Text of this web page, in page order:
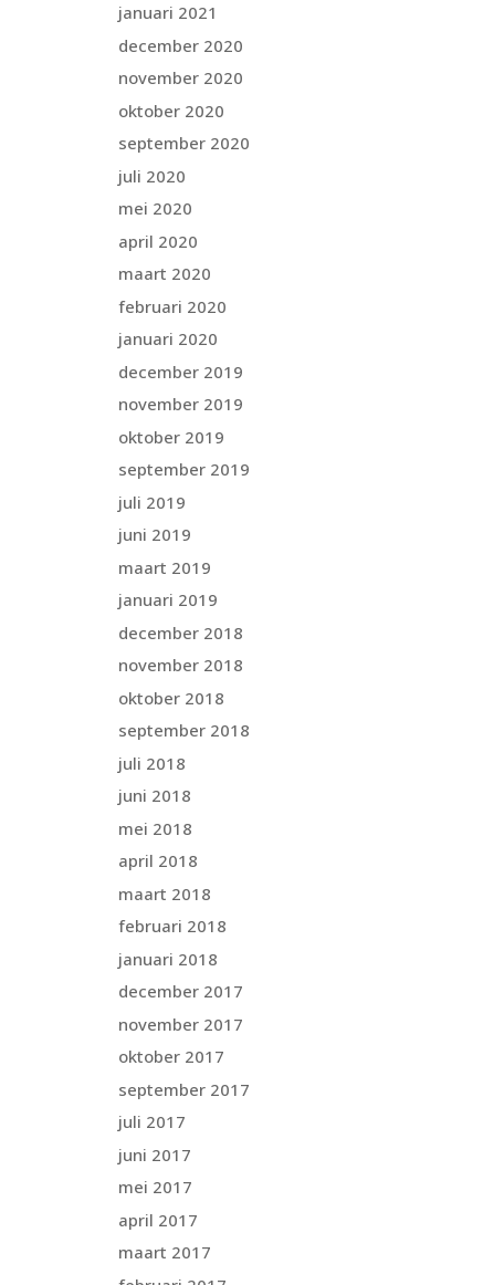
januari 2021
december 2020
november 2020
oktober 2020
september 2020
juli 2020
mei 2020
april 2020
maart 2020
februari 2020
januari 2020
december 2019
november 2019
oktober 2019
september 2019
juli 2019
juni 2019
maart 2019
januari 2019
december 2018
november 2018
oktober 2018
september 2018
juli 2018
juni 2018
mei 2018
april 2018
maart 2018
februari 2018
januari 2018
december 2017
november 2017
oktober 2017
september 2017
juli 2017
juni 2017
mei 2017
april 2017
maart 2017